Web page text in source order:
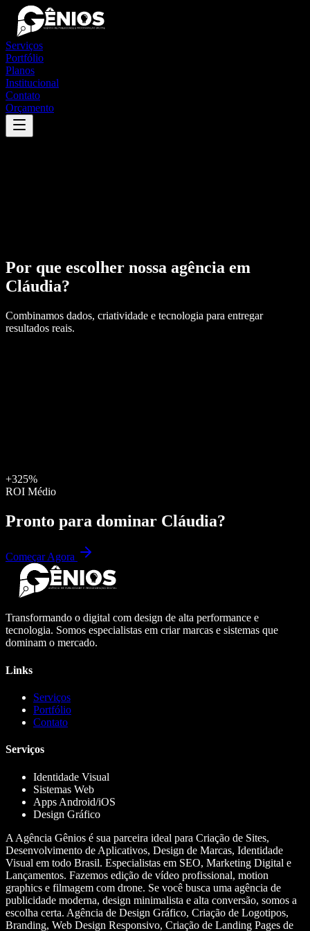
Serviços
Portfólio
Planos
Institucional
Contato
Orçamento
Por que escolher nossa agência em
Cláudia?
Combinamos dados, criatividade e tecnologia para entregar
resultados reais.
+325%
ROI Médio
Pronto para dominar Cláudia?
Começar Agora
Transformando o digital com design de alta performance e
tecnologia. Somos especialistas em criar marcas e sistemas que
dominam o mercado.
Links
Serviços
Portfólio
Contato
Serviços
Identidade Visual
Sistemas Web
Apps Android/iOS
Design Gráfico
A Agência Gênios é sua parceira ideal para Criação de Sites,
Desenvolvimento de Aplicativos, Design de Marcas, Identidade
Visual em todo Brasil. Especialistas em SEO, Marketing Digital e
Lançamentos. Fazemos edição de vídeo profissional, motion
graphics e filmagem com drone. Se você busca uma agência de
publicidade moderna, design minimalista e alta conversão, somos a
escolha certa. Agência de Design Gráfico, Criação de Logotipos,
Branding, Web Design Responsivo, Criação de Landing Pages de